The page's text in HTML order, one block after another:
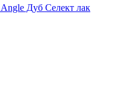
Дуб Селект лак